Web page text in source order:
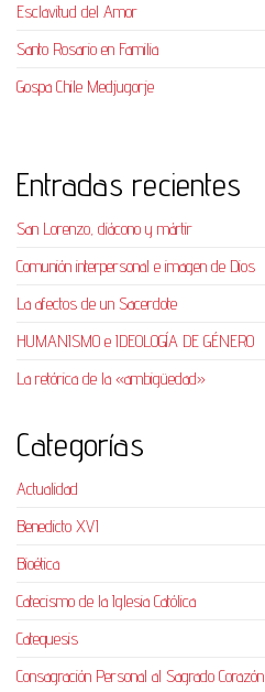
Esclavitud del Amor
Santo Rosario en Familia
Gospa Chile Medjugorje
Entradas recientes
San Lorenzo, diácono y mártir
Comunión interpersonal e imagen de Dios
La afectos de un Sacerdote
HUMANISMO e IDEOLOGÍA DE GÉNERO
La retórica de la «ambigüedad»
Categorías
Actualidad
Benedicto XVI
Bioética
Catecismo de la Iglesia Católica
Catequesis
Consagración Personal al Sagrado Corazón